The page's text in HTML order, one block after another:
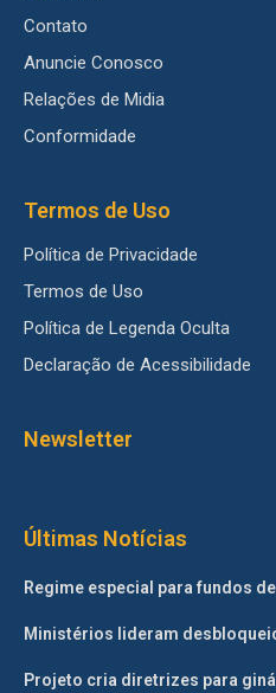
Contato
Anuncie Conosco
Relações de Midia
Conformidade
Termos de Uso
Política de Privacidade
Termos de Uso
Política de Legenda Oculta
Declaração de Acessibilidade
Newsletter
Últimas Notícias
Regime especial para fundos
Ministérios lideram
Projeto cria diretrizes para